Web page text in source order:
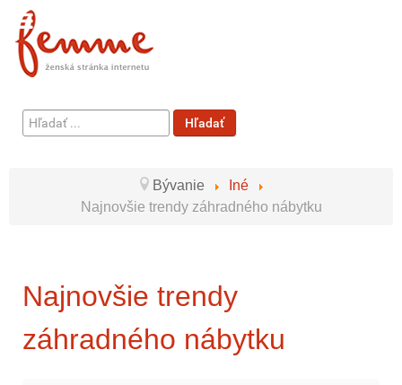
Hľadať
...
Hľadať
Bývanie
Iné
Najnovšie trendy záhradného nábytku
Najnovšie trendy
záhradného nábytku